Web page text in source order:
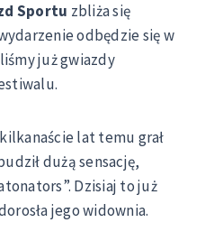
Sportu zbliża się
odbędzie się w
już gwiazdy
lat temu grał
dużą sensację,
Dzisiaj to już
jego widownia.